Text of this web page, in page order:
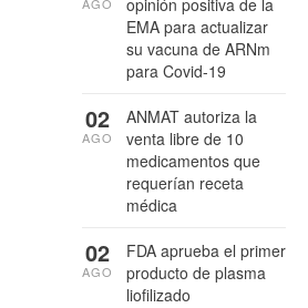
opinión positiva de la
EMA para actualizar
su vacuna de ARNm
para Covid-19
AGO
ANMAT autoriza la
venta libre de 10
medicamentos que
requerían receta
médica
02
AGO
FDA aprueba el primer
producto de plasma
liofilizado
02
AGO